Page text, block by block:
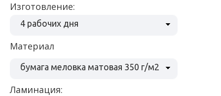
Изготовление:
4 рабочих дня
Материал
бумага меловка матовая 350 г/м2
Ламинация: